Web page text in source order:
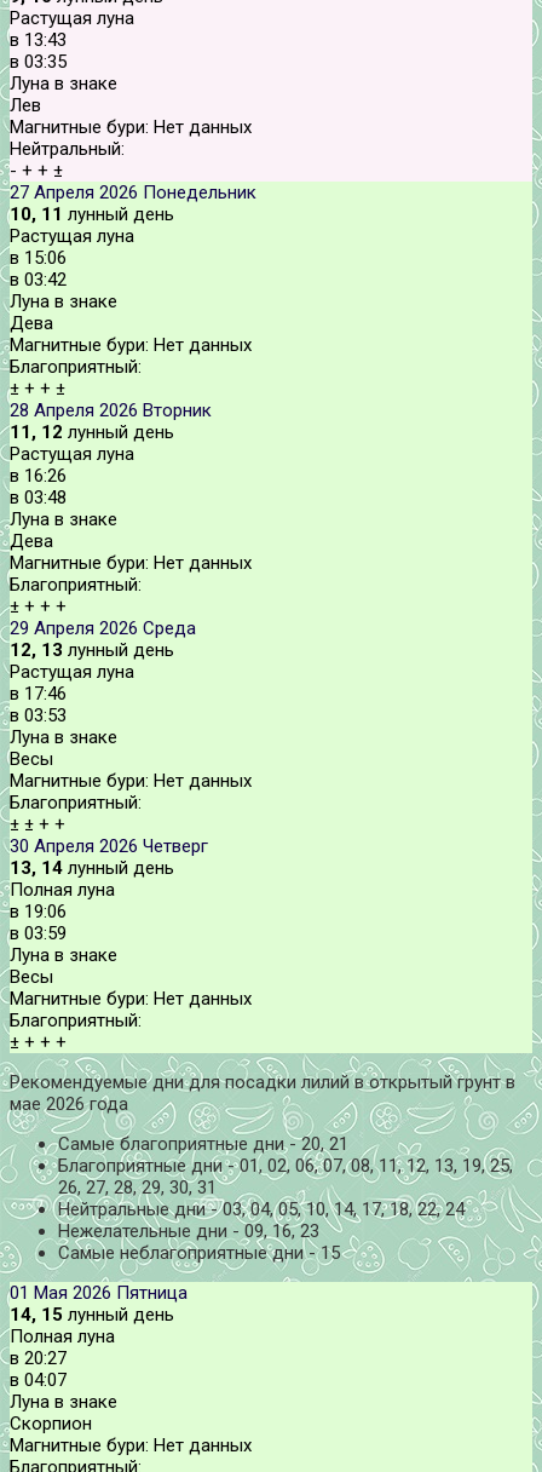
Растущая луна
в 13:43
в 03:35
Луна в знаке
Лев
Магнитные бури: Нет данных
Нейтральный:
- + + ±
27 Апреля 2026 Понедельник
10, 11 лунный день
Растущая луна
в 15:06
в 03:42
Луна в знаке
Дева
Магнитные бури: Нет данных
Благоприятный:
± + + ±
28 Апреля 2026 Вторник
11, 12 лунный день
Растущая луна
в 16:26
в 03:48
Луна в знаке
Дева
Магнитные бури: Нет данных
Благоприятный:
± + + +
29 Апреля 2026 Среда
12, 13 лунный день
Растущая луна
в 17:46
в 03:53
Луна в знаке
Весы
Магнитные бури: Нет данных
Благоприятный:
± ± + +
30 Апреля 2026 Четверг
13, 14 лунный день
Полная луна
в 19:06
в 03:59
Луна в знаке
Весы
Магнитные бури: Нет данных
Благоприятный:
± + + +
Рекомендуемые дни для посадки лилий в открытый грунт в
мае 2026 года
Самые благоприятные дни - 20, 21
Благоприятные дни - 01, 02, 06, 07, 08, 11, 12, 13, 19, 25,
26, 27, 28, 29, 30, 31
Нейтральные дни - 03, 04, 05, 10, 14, 17, 18, 22, 24
Нежелательные дни - 09, 16, 23
Самые неблагоприятные дни - 15
01 Мая 2026 Пятница
14, 15 лунный день
Полная луна
в 20:27
в 04:07
Луна в знаке
Скорпион
Магнитные бури: Нет данных
Благоприятный: